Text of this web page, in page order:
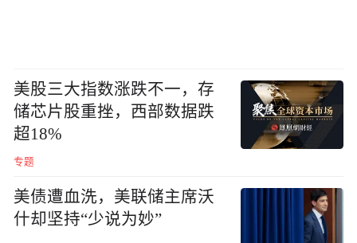
美股三大指数涨跌不一，存
储芯片股重挫，西部数据跌
超18%
专题
美债遭血洗，美联储主席沃
什却坚持“少说为妙”